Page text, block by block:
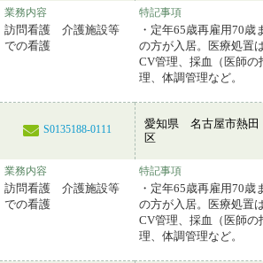
業務内容
訪問看護 介護施設等
での看護
特記事項
・定年65歳再雇用70歳
の方が入居。医療処置
CV管理、採血（医師
理、体調管理など。
S0135188-0111
愛知県 名古屋市熱田
区
業務内容
訪問看護 介護施設等
での看護
特記事項
・定年65歳再雇用70歳
の方が入居。医療処置
CV管理、採血（医師
理、体調管理など。